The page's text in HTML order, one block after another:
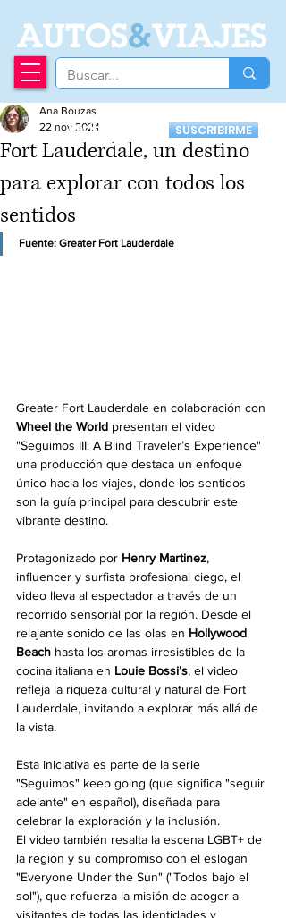
AUTOS&VIAJES
Recibí nuestro
Newsletter
SUSCRIBIRME
Fort Lauderdale, un destino
para explorar con todos los
sentidos
Ana Bouzas
22 nov 2024
Fuente: Greater Fort Lauderdale
Greater Fort Lauderdale en colaboración con
Wheel the World presentan el video
"Seguimos III: A Blind Traveler’s Experience"
una producción que destaca un enfoque
único hacia los viajes, donde los sentidos
son la guía principal para descubrir este
vibrante destino.
Protagonizado por Henry Martinez,
influencer y surfista profesional ciego, el
video lleva al espectador a través de un
recorrido sensorial por la región. Desde el
relajante sonido de las olas en Hollywood
Beach hasta los aromas irresistibles de la
cocina italiana en Louie Bossi’s, el video
refleja la riqueza cultural y natural de Fort
Lauderdale, invitando a explorar más allá de
la vista.
Esta iniciativa es parte de la serie
"Seguimos" keep going (que significa "seguir
adelante" en español), diseñada para
celebrar la exploración y la inclusión.
El video también resalta la escena LGBT+ de
la región y su compromiso con el eslogan
"Everyone Under the Sun" ("Todos bajo el
sol"), que refuerza la misión de acoger a
visitantes de todas las identidades y